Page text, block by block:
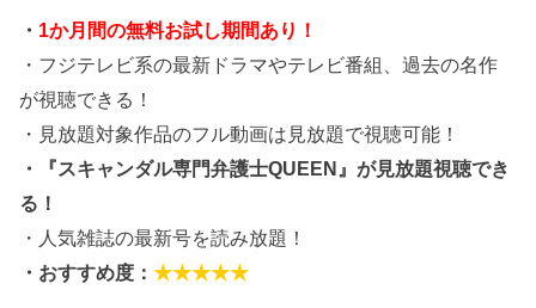
・ 1か月間の無料お試し期間あり！
・フジテレビ系の最新ドラマやテレビ番組、過去の名作
が視聴できる！
・見放題対象作品のフル動画は見放題で視聴可能！
・『スキャンダル専門弁護士QUEEN』が見放題視聴でき
る！
・人気雑誌の最新号を読み放題！
・おすすめ度：★★★★★